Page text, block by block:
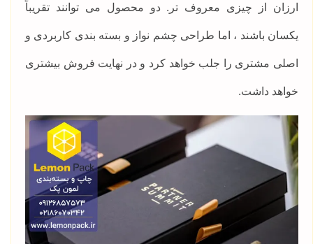
ارزان از چیزی معروف تر. دو محصول می توانند تقریباً
یکسان باشند ، اما طراحی چشم نواز و بسته بندی کاربردی و
اصلی مشتری را جلب خواهد کرد و در نهایت فروش بیشتری
خواهد داشت.